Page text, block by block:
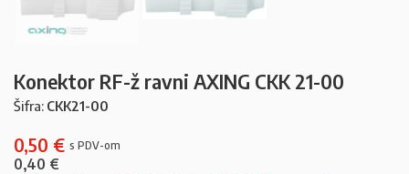
Konektor RF-ž ravni AXING CKK 21-00
Šifra: CKK21-00
0,50 €
0,40 €